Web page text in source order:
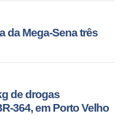
da Mega-Sena três
de drogas
364, em Porto Velho